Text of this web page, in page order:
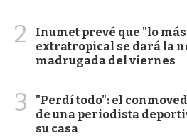
2
Inumet prevé que "lo
extratropical se dará la
madrugada del viernes
3
"Perdí todo": el
de una periodista
su casa